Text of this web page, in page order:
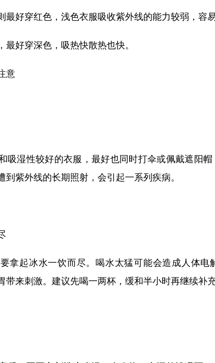
最好穿红色，浅色衣服吸收紫外线的能力较弱，容
最好穿深色，吸热快散热也快。
意
吸湿性较好的衣服，最好也同时打伞或佩戴遮阳
到紫外线的长期照射，会引起一系列疾病。
拿起冰水一饮而尽。喝水太猛可能会造成人体电
带来刺激。建议先喝一两杯，缓和半小时再继续补充